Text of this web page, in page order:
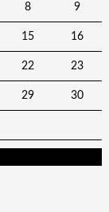
8 9
15 16
22 23
29 30